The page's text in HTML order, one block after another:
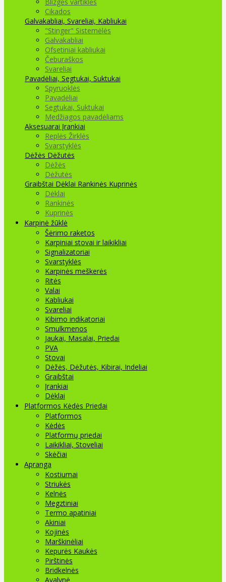
Cikados
Galvakabliai, Svareliai, Kabliukai
"Stinger" Sistemėlės
Galvakabliai
Ofsetiniai kabliukai
Čeburaškos
Svareliai
Pavadėliai, Segtukai, Suktukai
Spyruoklės
Pavadėliai
Segtukai, Suktukai
Medžiagos pavadėliams
Aksesuarai Įrankiai
Replės Žirklės
Svarstyklės
Dėžės Dėžutės
Dėžės
Dėžutės
Graibštai Dėklai Rankinės Kuprinės
Dėklai
Rankinės
Kuprinės
Karpinė žūklė
Šėrimo raketos
Karpiniai stovai ir laikikliai
Signalizatoriai
Svarstyklės
Karpinės meškerės
Ritės
Valai
Kabliukai
Svareliai
Kibimo indikatoriai
Smulkmenos
Jaukai, Masalai, Priedai
PVA
Stovai
Dėžės, Dėžutės, Kibirai, Indeliai
Graibštai
Įrankiai
Dėklai
Platformos Kėdės Priedai
Platformos
Kėdės
Platformų priedai
Laikikliai, Stoveliai
Skėčiai
Apranga
Kostiumai
Striukės
Kelnės
Megztiniai
Termo apatiniai
Akiniai
Kojinės
Marškinėliai
Kepurės Kaukės
Pirštinės
Bridkelnės
Avalynė